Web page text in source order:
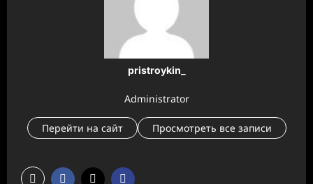
pristroykin_
Administrator
Перейти на сайт Просмотреть все записи